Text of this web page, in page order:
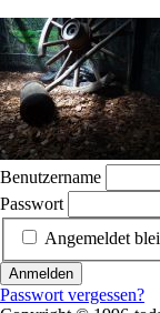
Benutzername
Passwort
Angemeldet
Anmelden
Passwort vergessen?